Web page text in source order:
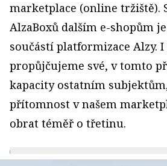
marketplace (online tržiště).
AlzaBoxů dalším e-shopům
součástí platformizace Alzy. I
propůjčujeme své, v tomto
kapacity ostatním
přítomnost v našem
obrat téměř o třetinu.